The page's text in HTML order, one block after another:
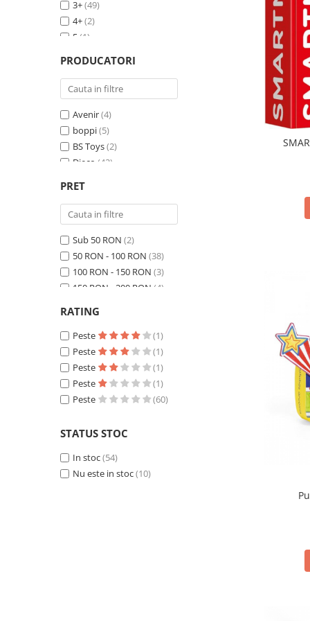
3+(49)
4+(2)
5 (1)
7+ (1)
8+(1)
PRODUCATORI
Avenir(4)
boppi(5)
BS Toys(2)
Djeco (42)
Playshifu
SMARTMAX
Svoora(2)
The Funny Brand
PRET
Sub 50 RON (2)
50 RON - 100 RON (38)
100 RON - 150 RON (3)
150 RON - 200 RON (4)
250 RON - 300 RON
300 RON - 400 RON(8)
400 RON - 500 RON(1)
500 RON - 750 RON(2)
RATING
Peste
(1)
Peste
(1)
Peste
(1)
Peste
(1)
Peste
(60)
STATUS STOC
In stoc(54)
Nu este in stoc(10)